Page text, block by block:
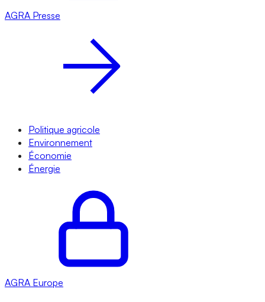
AGRA Presse
Politique agricole
Environnement
Économie
Énergie
AGRA Europe